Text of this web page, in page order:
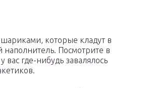
шариками, которые кладут в
Посмотрите в
вас где-нибудь завалялось